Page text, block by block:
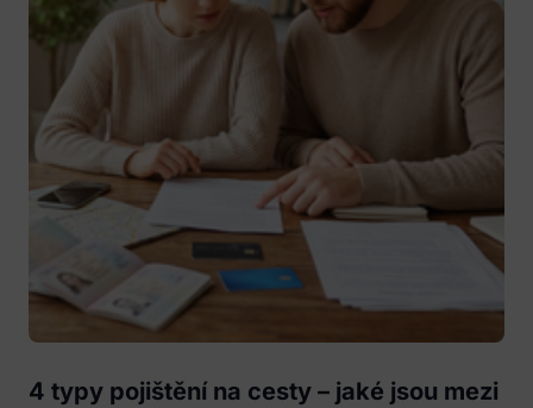
4 typy pojištění na cesty – jaké jsou mezi